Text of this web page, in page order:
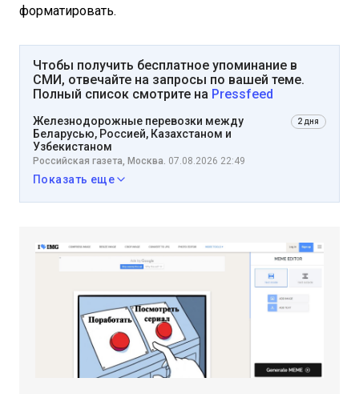
форматировать.
Чтобы получить бесплатное упоминание в
СМИ, отвечайте на запросы по вашей теме.
Полный список смотрите на Pressfeed
Железнодорожные перевозки между
Беларусью, Россией, Казахстаном и
Узбекистаном
2 дня
Российская газета, Москва. 07.08.2026 22:49
Показать еще